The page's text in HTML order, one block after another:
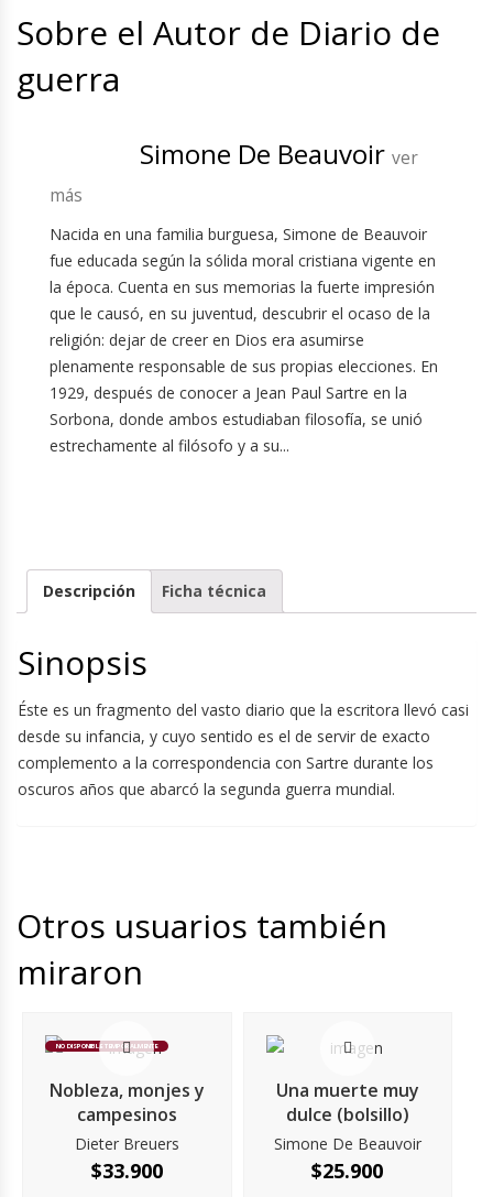
Sobre el Autor de Diario de
guerra
Simone De Beauvoir ver
más
Nacida en una familia burguesa, Simone de Beauvoir
fue educada según la sólida moral cristiana vigente en
la época. Cuenta en sus memorias la fuerte impresión
que le causó, en su juventud, descubrir el ocaso de la
religión: dejar de creer en Dios era asumirse
plenamente responsable de sus propias elecciones. En
1929, después de conocer a Jean Paul Sartre en la
Sorbona, donde ambos estudiaban filosofía, se unió
estrechamente al filósofo y a su...
Descripción Ficha técnica
Sinopsis
Éste es un fragmento del vasto diario que la escritora llevó casi
desde su infancia, y cuyo sentido es el de servir de exacto
complemento a la correspondencia con Sartre durante los
oscuros años que abarcó la segunda guerra mundial.
Otros usuarios también
miraron
NO DISPONIBLE TEMPORALMENTE
Nobleza, monjes y
campesinos
Dieter Breuers
$33.900
Una muerte muy
dulce (bolsillo)
Simone De Beauvoir
$25.900